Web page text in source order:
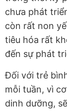
chưa phát
còn rất non
tiêu hóa rất
đến sự phát
Đối với trẻ
mỗi tuần, vì
dinh dưỡng,